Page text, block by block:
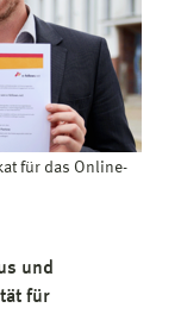
für das Online-
und
für